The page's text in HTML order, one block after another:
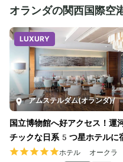
オランダの関西国際空
LUXURY
アムステルダム(オランダ)/
国立博物館へ好アクセス！運
チックな日系5つ星ホテルに
ホテル オークラ